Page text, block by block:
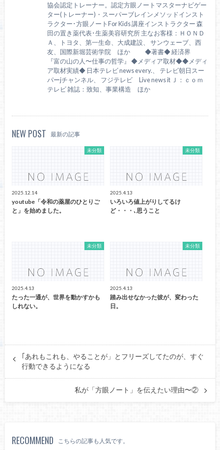
協会認定トレーナー。認定方眼ノートマスターナビゲー
ター(トレーナー)・スーパーブレインメソッドインスト
ラクター･方眼ノートFor Kids 講座インストラクター 森
田の置き薬代表･生薬美容研究所 主なお客様：ＨＯＮＤ
Ａ、トヨタ、第一生命、大成建設、 サンウェーブ、西
友、国際新堀芸術学院 ほか ◆著書◆ 経済界
『富の山の人〜仕事の哲学』 ◆メディア取材◆◆メディ
ア取材実績◆ 日本テレビ news every.、 テレビ朝日スー
パーjチャンネル、 フジテレビ Live news it Ｊ：ｃｏｍ
テレビ 雑誌：致知、事業構造 ほか
NEW POST 最新の記事
未分類
2025.12.14
youtube「令和の薬屋のひとりご
と」を始めました。
未分類
2025.4.13
いろいろ値上がりしてるけ
ど・・・､思うこと
未分類
2025.4.13
たった一通が、世界を動かすかも
しれない。
未分類
2025.4.13
踏み出せなかった彼が、変わった
日。
｢あれもこれも、やることが」とフリーズしてたのが、すぐ
行動できるようになる
私が「方眼ノート」を伝えたい理由〜②
RECOMMEND こちらの記事も人気です。